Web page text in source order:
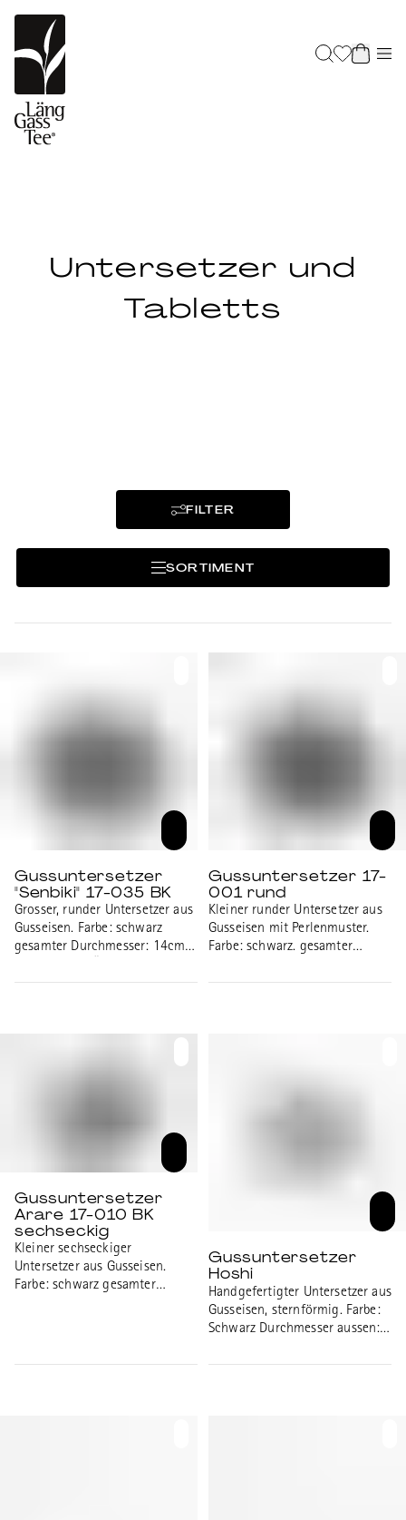
Untersetzer und
Tabletts
FILTER
SORTIMENT
Gussuntersetzer
"Senbiki" 17-035 BK
Grosser, runder Untersetzer aus
Gusseisen. Farbe: schwarz
gesamter Durchmesser: 14cm
Höhe: 1.6cm
Gussuntersetzer 17-
001 rund
Kleiner runder Untersetzer aus
Gusseisen mit Perlenmuster.
Farbe: schwarz. gesamter
Durchmesser Öffnung: 3.2cm
Gussuntersetzer
Arare 17-010 BK
sechseckig
Kleiner sechseckiger
Untersetzer aus Gusseisen.
Farbe: schwarz gesamter
Gussuntersetzer
Hoshi
Handgefertigter Untersetzer aus
Gusseisen, sternförmig. Farbe:
Schwarz Durchmesser aussen:
Höhe: 4.5cm